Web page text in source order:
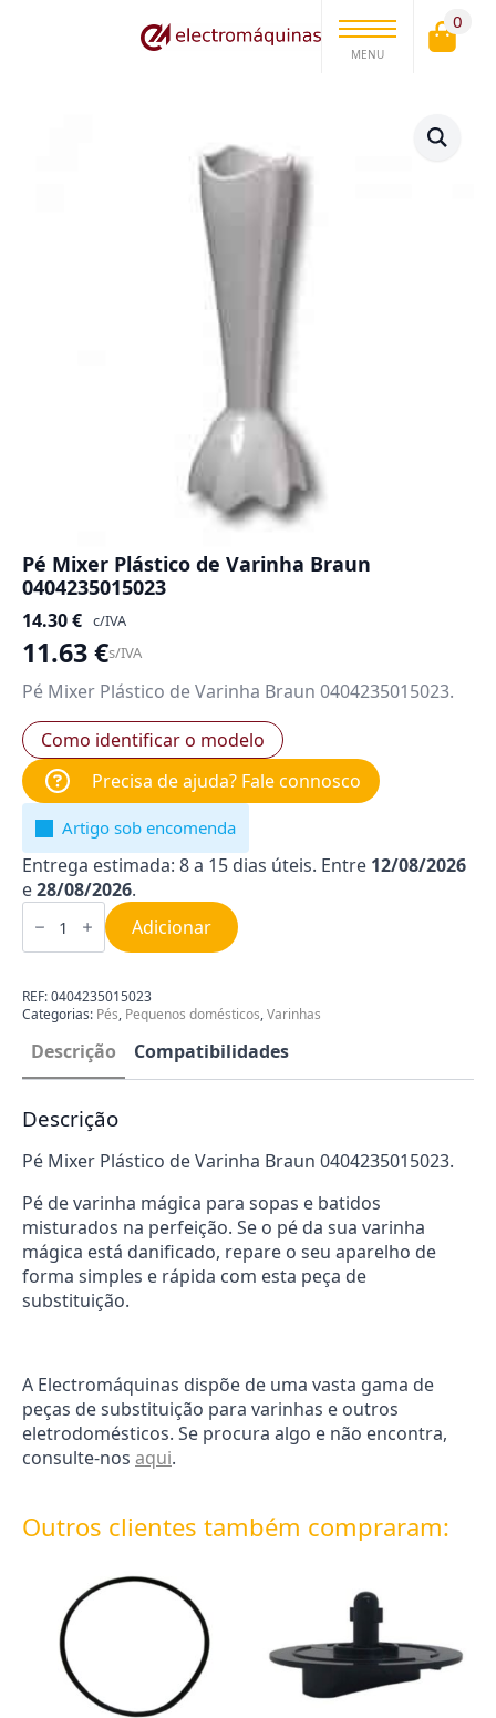
MENU
0
Pé Mixer Plástico de Varinha Braun
0404235015023
14.30€ c/IVA
11.63€s/IVA
Pé Mixer Plástico de Varinha Braun 0404235015023.
Como identificar o modelo
Precisa de ajuda? Fale connosco
Artigo sob encomenda
Entrega estimada: 8 a 15 dias úteis. Entre 12/08/2026
e28/08/2026.
Quantidade
de
Mixer
de
Varinha
Braun
0404235015023
Adicionar
REF:0404235015023
Categorias: Pés, Pequenos domésticos,Varinhas
Descrição Compatibilidades
Descrição
Pé Mixer Plástico de Varinha Braun 0404235015023.
Pé de varinha mágica para sopas e batidos
misturados na perfeição. Se o pé da sua varinha
mágica está danificado, repare o seu aparelho de
forma simples e rápida com esta peça de
substituição.
A Electromáquinas dispõe de uma vasta gama de
peças de substituição para varinhas e outros
eletrodomésticos. Se procura algo e não encontra,
consulte-nos aqui.
Outros clientes também compraram: